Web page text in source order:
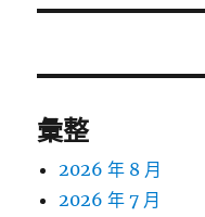
章:
彙整
2026 年 8 月
2026 年 7 月